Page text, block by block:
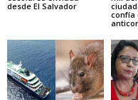
desde El Salvador
confía